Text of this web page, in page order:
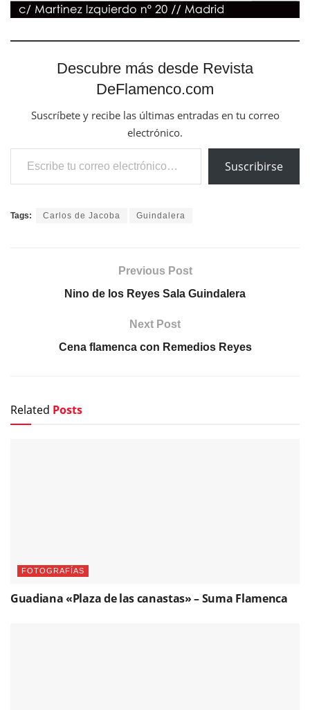
Descubre más desde Revista
DeFlamenco.com
Suscríbete y recibe las últimas entradas en tu correo
electrónico.
Escribe tu correo electrónico…
Suscribirse
Tags: Carlos de Jacoba Guindalera
Previous Post
Nino de los Reyes Sala Guindalera
Next Post
Cena flamenca con Remedios Reyes
Related Posts
FOTOGRAFÍAS
Guadiana «Plaza de las canastas» – Suma Flamenca